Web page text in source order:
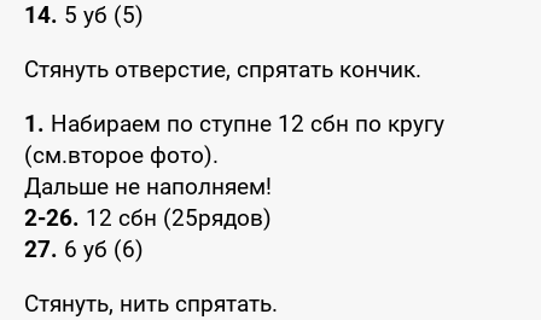
14. 5 уб (5)
Стянуть отверстие, спрятать кончик.
1. Набираем по ступне 12 сбн по кругу
(см.второе фото).
Дальше не наполняем!
2-26. 12 сбн (25рядов)
27. 6 уб (6)
Стянуть, нить спрятать.